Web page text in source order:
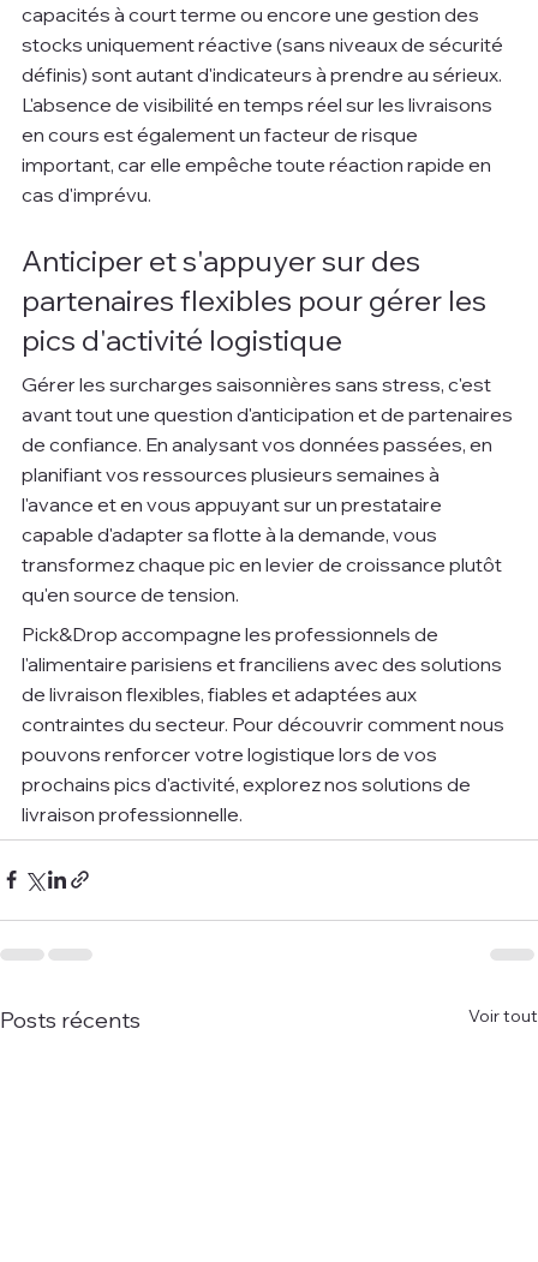
capacités à court terme ou encore une gestion des
stocks uniquement réactive (sans niveaux de sécurité
définis) sont autant d'indicateurs à prendre au sérieux.
L'absence de visibilité en temps réel sur les livraisons
en cours est également un facteur de risque
important, car elle empêche toute réaction rapide en
cas d'imprévu.
Anticiper et s'appuyer sur des
partenaires flexibles pour gérer les
pics d'activité logistique
Gérer les surcharges saisonnières sans stress, c'est
avant tout une question d'anticipation et de partenaires
de confiance. En analysant vos données passées, en
planifiant vos ressources plusieurs semaines à
l'avance et en vous appuyant sur un prestataire
capable d'adapter sa flotte à la demande, vous
transformez chaque pic en levier de croissance plutôt
qu'en source de tension.
Pick&Drop accompagne les professionnels de
l'alimentaire parisiens et franciliens avec des solutions
de livraison flexibles, fiables et adaptées aux
contraintes du secteur. Pour découvrir comment nous
pouvons renforcer votre logistique lors de vos
prochains pics d'activité, explorez nos solutions de
livraison professionnelle.
Posts récents Voir tout